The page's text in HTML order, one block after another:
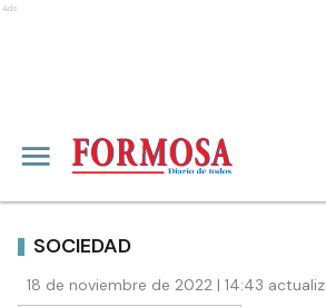
Ads
SOCIEDAD
18 de noviembre de 2022 | 14:43